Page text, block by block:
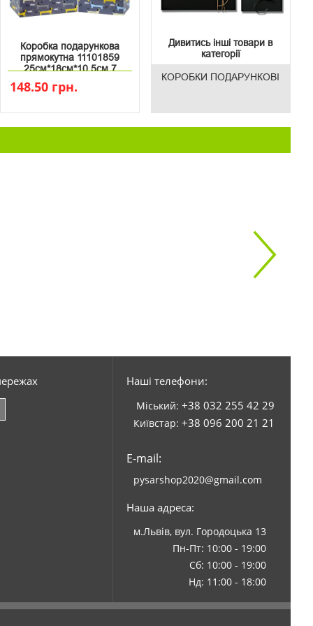
Коробка подарункова
прямокутна 11101859
25см*18см*10.5см 7
148.50 грн.
Дивитись інші товари в
категорії
КОРОБКИ ПОДАРУНКОВІ
Наші телефони:
Міський: +38 032 255 42 29
Київстар: +38 096 200 21 21
E-mail:
pysarshop2020@gmail.com
Наша адреса:
м.Львів, вул. Городоцька 13
Пн-Пт: 10:00 - 19:00
Сб: 10:00 - 19:00
Нд: 11:00 - 18:00